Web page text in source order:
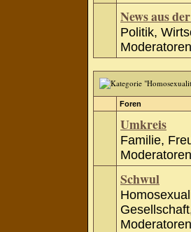
News aus
Politik,
Foren
Umkreis
Familie,
Schwul